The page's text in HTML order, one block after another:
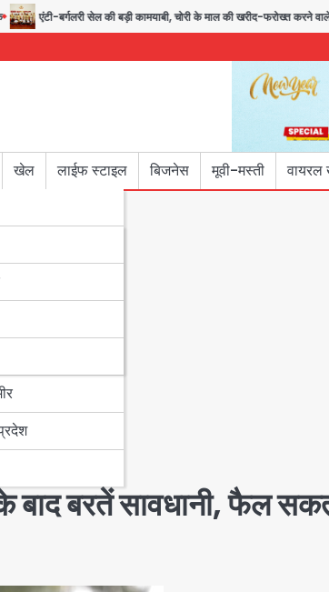
एंटी-बर्गलरी सेल की बड़ी कामयाबी, चोरी के माल की खरीद-फरोख्त करने वाले गिरोह
खेल लाईफ स्टाइल बिजनेस मूवी-मस्ती वायरल
बरतें सावधानी, फैल